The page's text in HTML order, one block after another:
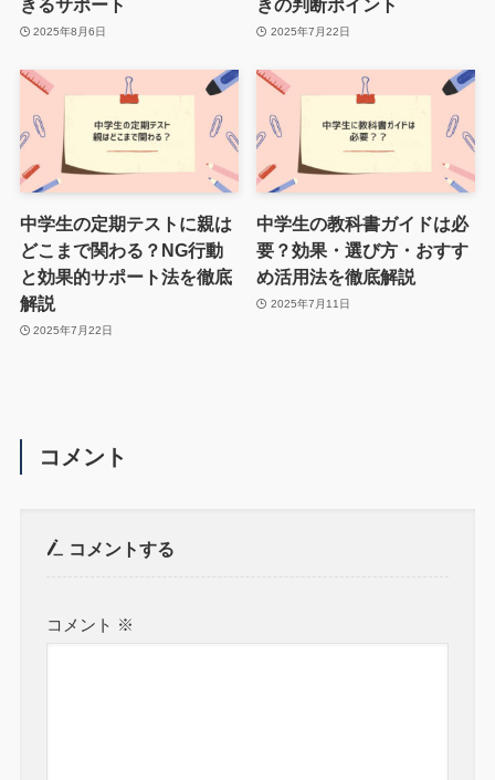
きるサポート
2025年8月6日
きの判断ポイント
2025年7月22日
中学生の定期テストに親は
どこまで関わる？NG行動
と効果的サポート法を徹底
解説
2025年7月22日
中学生の教科書ガイドは必
要？効果・選び方・おすす
め活用法を徹底解説
2025年7月11日
コメント
コメントする
コメント ※